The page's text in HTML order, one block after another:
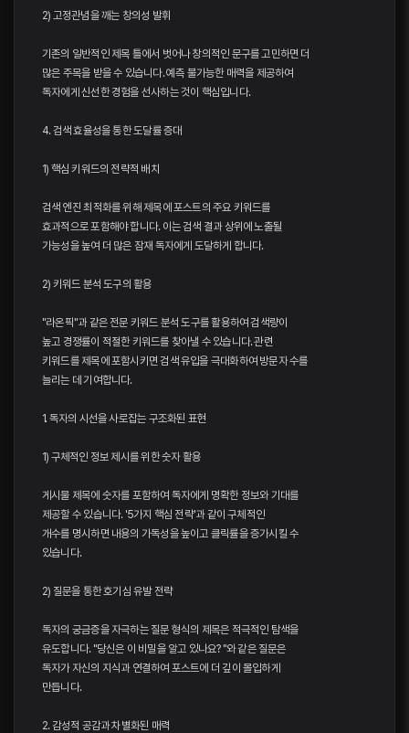
2) 고정관념을 깨는 창의성 발휘
기존의 일반적인 제목 틀에서 벗어나 창의적인 문구를 고민하면 더
많은 주목을 받을 수 있습니다. 예측 불가능한 매력을 제공하여
독자에게 신선한 경험을 선사하는 것이 핵심입니다.
4. 검색 효율성을 통한 도달률 증대
1) 핵심 키워드의 전략적 배치
검색 엔진 최적화를 위해 제목에 포스트의 주요 키워드를
효과적으로 포함해야 합니다. 이는 검색 결과 상위에 노출될
가능성을 높여 더 많은 잠재 독자에게 도달하게 합니다.
2) 키워드 분석 도구의 활용
"라온픽"과 같은 전문 키워드 분석 도구를 활용하여 검색량이
높고 경쟁률이 적절한 키워드를 찾아낼 수 있습니다. 관련
키워드를 제목에 포함시키면 검색 유입을 극대화하여 방문자 수를
늘리는 데 기여합니다.
1. 독자의 시선을 사로잡는 구조화된 표현
1) 구체적인 정보 제시를 위한 숫자 활용
게시물 제목에 숫자를 포함하여 독자에게 명확한 정보와 기대를
제공할 수 있습니다. '5가지 핵심 전략'과 같이 구체적인
개수를 명시하면 내용의 가독성을 높이고 클릭률을 증가시킬 수
있습니다.
2) 질문을 통한 호기심 유발 전략
독자의 궁금증을 자극하는 질문 형식의 제목은 적극적인 탐색을
유도합니다. "당신은 이 비밀을 알고 있나요? "와 같은 질문은
독자가 자신의 지식과 연결하여 포스트에 더 깊이 몰입하게
만듭니다.
2. 감성적 공감과 차별화된 매력